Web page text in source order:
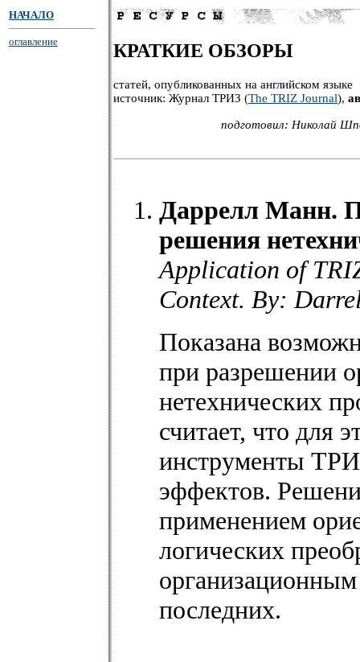
НАЧАЛО
оглавление КРАТКИЕ ОБЗОРЫ
статей, опубликованных на английском языке
источник: Журнал ТРИЗ (The TRIZ Journal),
подготовил: Николай
Даррелл Манн.
решения
Application of
Context. By:
Показана
при разрешении
нетехнических
считает, что для
инструменты
эффектов.
применением
логических
последних.